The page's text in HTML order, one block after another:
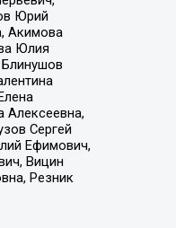
Юрий
Акимова
Юлия
Алексеевна,
Сергей
Ефимович,
Вицин
Резник